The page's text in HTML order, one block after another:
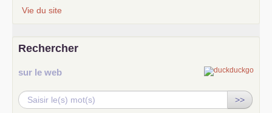
Vie du site
Rechercher
sur le web
>>